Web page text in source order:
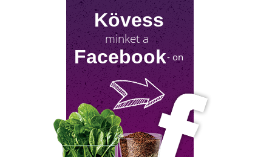
A KÁNIKULA 6 LEGFŐBB
VESZÉLYE
Amikor a hőmérséklet tartósan 30–35 °C fölé
emelkedik, szervezetünk hőszabályozó
rendszere komoly terhelés alá kerül.Tünetek,
megoldások!
Kövess
minket a
Facebook- on